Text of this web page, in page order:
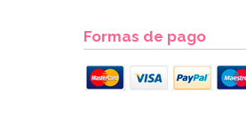
Formas de pago